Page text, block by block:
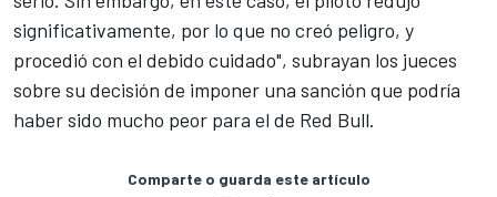
significativamente, por lo que no creó peligro, y
procedió con el debido cuidado", subrayan los jueces
sobre su decisión de imponer una sanción que podría
haber sido mucho peor para el de Red Bull.
Comparte o guarda este artículo